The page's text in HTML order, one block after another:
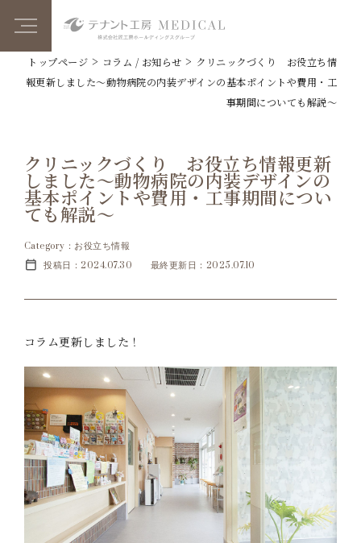
トップページ > コラム / お知らせ > クリニックづくり お役立ち情
報更新しました～動物病院の内装デザインの基本ポイントや費用・工
事期間についても解説～
クリニックづくり お役立ち情報更新
しました～動物病院の内装デザインの
基本ポイントや費用・工事期間につい
ても解説～
Category：お役立ち情報
投稿日：2024.07.30
最終更新日：2025.07.10
コラム更新しました！